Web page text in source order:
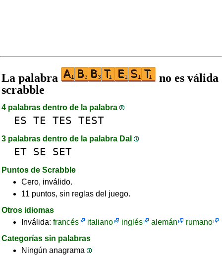
La palabra
no es válida
scrabble
4 palabras dentro de la palabra
ES TE TES TEST
3 palabras dentro de la palabra DaI
ET SE SET
Puntos de Scrabble
Cero, inválido.
11 puntos, sin reglas del juego.
Otros idiomas
Inválida: francés italiano inglés alemán
rumano
Categorías sin palabras
Ningún anagrama